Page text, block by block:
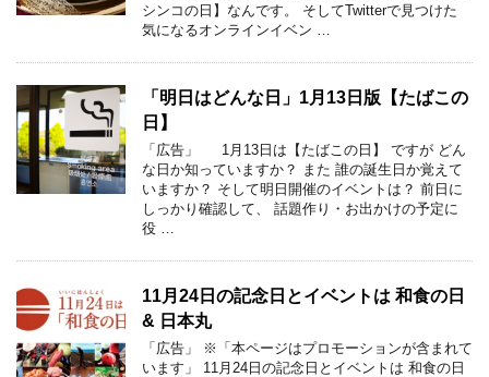
シンコの日】なんです。 そしてTwitterで見つけた
気になるオンラインイベン …
「明日はどんな日」1月13日版【たばこの
日】
「広告」 1月13日は【たばこの日】 ですが どん
な日か知っていますか？ また 誰の誕生日か覚えて
いますか？ そして明日開催のイベントは？ 前日に
しっかり確認して、 話題作り・お出かけの予定に
役 …
11月24日の記念日とイベントは 和食の日
& 日本丸
「広告」 ※「本ページはプロモーションが含まれて
います」 11月24日の記念日とイベントは 和食の日